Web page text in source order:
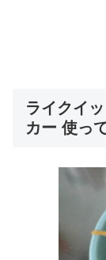
ライクイ
カー 使っ